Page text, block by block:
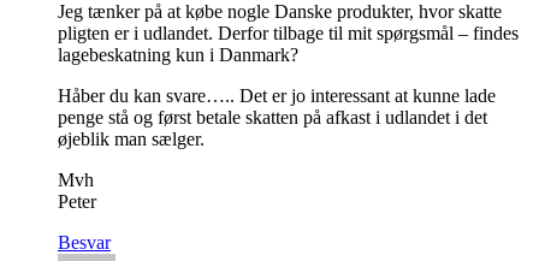
Jeg tænker på at købe nogle Danske produkter, hvor skatte
pligten er i udlandet. Derfor tilbage til mit spørgsmål – findes
lagebeskatning kun i Danmark?
Håber du kan svare….. Det er jo interessant at kunne lade
penge stå og først betale skatten på afkast i udlandet i det
øjeblik man sælger.
Mvh
Peter
Besvar